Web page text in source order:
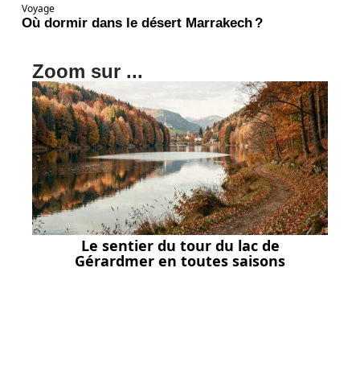
Voyage
Où dormir dans le désert Marrakech ?
Zoom sur ...
Le sentier du tour du lac de
Gérardmer en toutes saisons